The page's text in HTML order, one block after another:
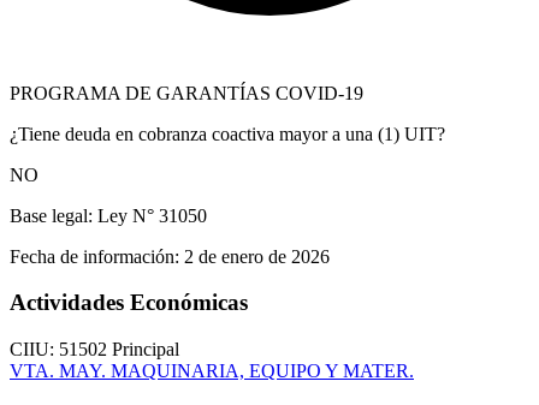
PROGRAMA DE GARANTÍAS COVID-19
¿Tiene deuda en cobranza coactiva mayor a una (1) UIT?
NO
Base legal: Ley N° 31050
Fecha de información: 2 de enero de 2026
Actividades Económicas
CIIU: 51502 Principal
VTA. MAY. MAQUINARIA, EQUIPO Y MATER.